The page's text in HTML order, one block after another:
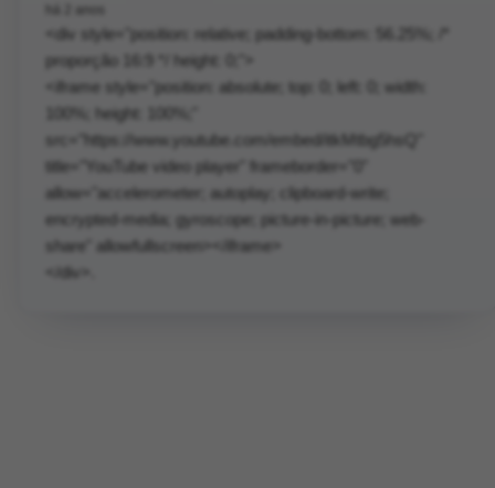
<div style="position: relative; padding-bottom: 56.25%; /*
proporção 16:9 */ height: 0;">
<iframe style="position: absolute; top: 0; left: 0; width:
100%; height: 100%;"
src="https://www.youtube.com/embed/itkMtbg5hsQ"
title="YouTube video player" frameborder="0"
allow="accelerometer; autoplay; clipboard-write;
encrypted-media; gyroscope; picture-in-picture; web-
share" allowfullscreen></iframe>
</div>.